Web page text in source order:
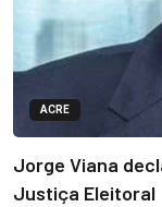
ACRE
Jorge Viana
Justiça Eleitoral